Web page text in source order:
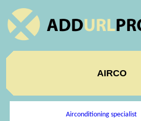
AIRCO
Airconditioning specialist